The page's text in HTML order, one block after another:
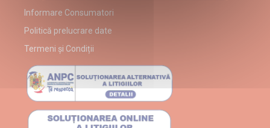
Informare Consumatori
Politică prelucrare date
Termeni și Condiții